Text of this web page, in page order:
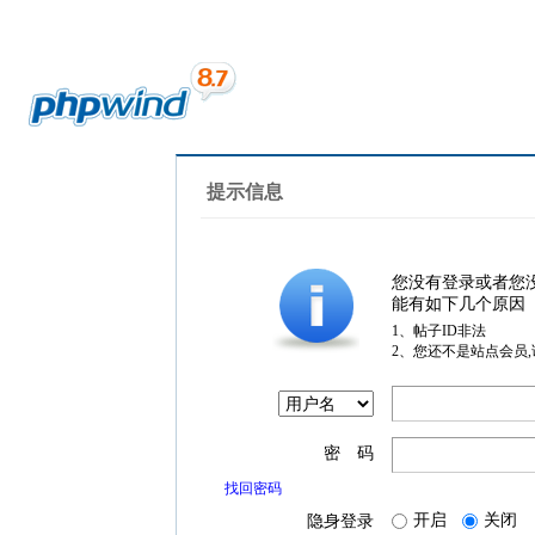
提示信息
您没有登录或者您
能有如下几个原因
1、帖子ID非法
2、您还不是站点会员
密 码
找回密码
隐身登录 开启 关闭